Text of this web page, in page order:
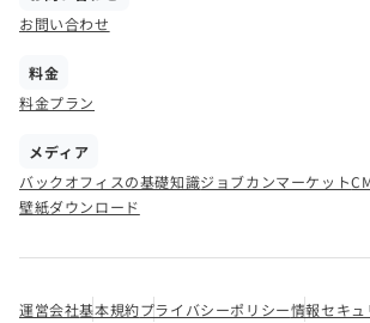
お問い合わせ
料金
料金プラン
メディア
バックオフィスの基礎知識ジョブカンマーケット
壁紙ダウンロード
運営会社基本規約プライバシーポリシー情報セキ